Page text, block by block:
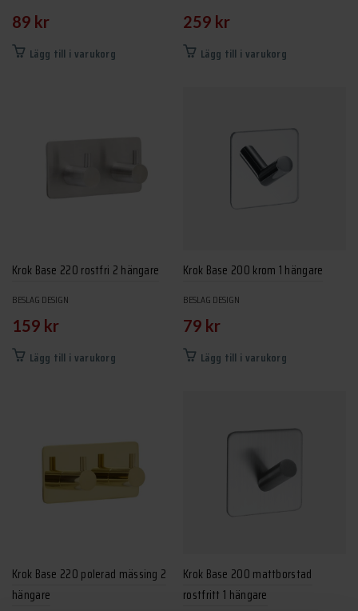
89 kr
Lägg till i varukorg
259 kr
Lägg till i varukorg
Krok Base 220 rostfri 2 hängare
BESLAG DESIGN
159 kr
Lägg till i varukorg
Krok Base 200 krom 1 hängare
BESLAG DESIGN
79 kr
Lägg till i varukorg
Krok Base 220 polerad mässing 2
hängare
Krok Base 200 mattborstad
rostfritt 1 hängare